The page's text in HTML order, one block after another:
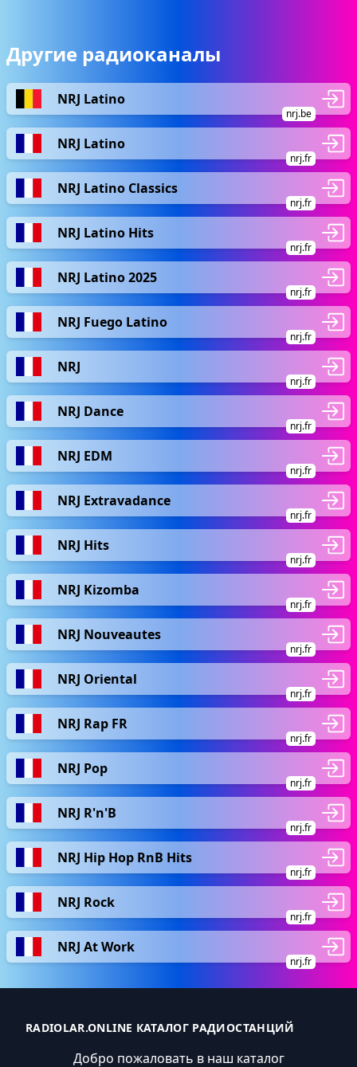
Другие радиоканалы
NRJ Latino
nrj.be
NRJ Latino
nrj.fr
NRJ Latino Classics
nrj.fr
NRJ Latino Hits
nrj.fr
NRJ Latino 2025
nrj.fr
NRJ Fuego Latino
nrj.fr
NRJ
nrj.fr
NRJ Dance
nrj.fr
NRJ EDM
nrj.fr
NRJ Extravadance
nrj.fr
NRJ Hits
nrj.fr
NRJ Kizomba
nrj.fr
NRJ Nouveautes
nrj.fr
NRJ Oriental
nrj.fr
NRJ Rap FR
nrj.fr
NRJ Pop
nrj.fr
NRJ R'n'B
nrj.fr
NRJ Hip Hop RnB Hits
nrj.fr
NRJ Rock
nrj.fr
NRJ At Work
nrj.fr
RADIOLAR.ONLINE КАТАЛОГ РАДИОСТАНЦИЙ
Добро пожаловать в наш каталог